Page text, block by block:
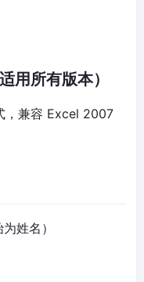
用所有版本）
，兼容 Excel 2007
姓名）